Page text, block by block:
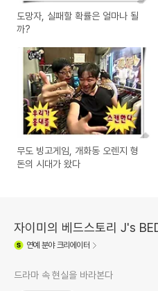
도망자, 실패할 확률은 얼마나 될
까?
무도 빙고게임, 개화동 오렌지 형
돈의 시대가 왔다
자이미의 베드스토리 J's
연예 분야 크리에이터
드라마 속 현실을 바라본다